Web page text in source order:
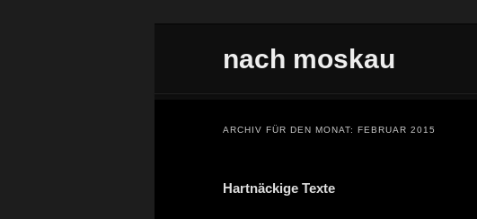
nach moskau
ARCHIV FÜR DEN MONAT: FEBRUAR 2015
Hartnäckige Texte